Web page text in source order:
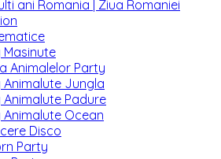
ani Romania | Ziua Romaniei
Masinute
Animalelor Party
Animalute Jungla
Animalute Padure
Animalute Ocean
Disco
Party